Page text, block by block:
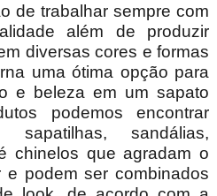
de trabalhar sempre com
além de produzir
diversas cores e formas
uma ótima opção para
e beleza em um sapato
podemos encontrar
sandálias,
chinelos que agradam o
podem ser combinados